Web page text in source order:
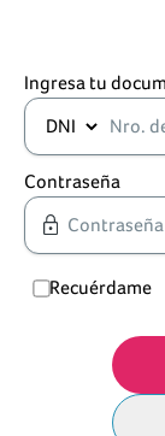
Ingresa tu
Contraseña
Recuérdame